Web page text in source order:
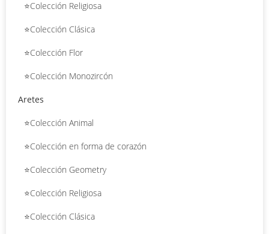
⭐Colección Religiosa
⭐Colección Clásica
⭐Colección Flor
⭐Colección Monozircón
Aretes
⭐Colección Animal
⭐Colección en forma de corazón
⭐Colección Geometry
⭐Colección Religiosa
⭐Colección Clásica